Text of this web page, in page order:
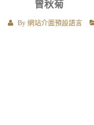
曾秋菊
By 網站介面預設語言